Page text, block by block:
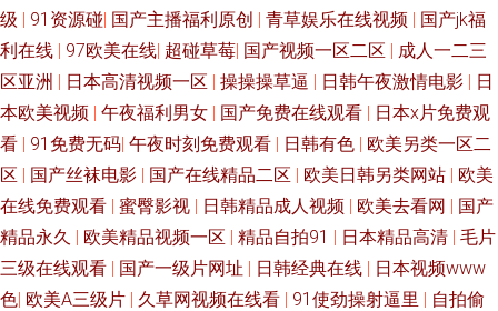
久国产精品人妻 91学生秘黄在线观看 先锋影音女同蕾絲 国产第91页51 91
网站免费观看入口 一本道成人AV 后入丰满少妇 91原创视频在线 婷婷五月福
利 国产香蕉av 综合图区激情文学 久久嫩草 91海角原创 户外日韩久 日韩精
品在线导航 成人尤物在线 先锋激情资原 九九精品成人 91人妻人妻 91在线大
91网站一起操 人人乐人人妻 国产视频二区 岛国精品在线播放 亚洲中文字幕
十五区 黄色仓库免费播放影片 狠狠肏艹 黄色91网址 AV天堂五月天你懂的 香
级 | 91资源碰| 国产主播福利原创 | 青草娱乐在线视频 | 国产jk福
利在线 | 97欧美在线| 超碰草莓| 国产视频一区二区 | 成人一二三
区亚洲 | 日本高清视频一区 | 操操操草逼 | 日韩午夜激情电影 | 日
本欧美视频 | 午夜福利男女 | 国产免费在线观看 | 日本x片免费观
看 | 91免费无码| 午夜时刻免费观看 | 日韩有色 | 欧美另类一区二
区 | 国产丝袜电影 | 国产在线精品二区 | 欧美日韩另类网站 | 欧美
在线免费观看 | 蜜臀影视 | 日韩精品成人视频 | 欧美去看网 | 国产
精品永久 | 欧美精品视频一区 | 精品自拍91 | 日本精品高清 | 毛片
三级在线观看 | 国产一级片网址 | 日韩经典在线 | 日本视频www
色| 欧美A三级片 | 久草网视频在线看 | 91使劲操射逼里 | 自拍偷